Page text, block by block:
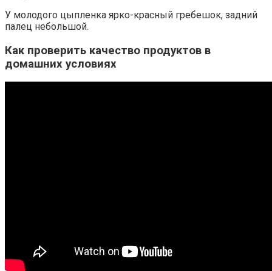
У молодого цыпленка ярко-красный гребешок, задний
палец небольшой.
Как проверить качество продуктов в
домашних условиях